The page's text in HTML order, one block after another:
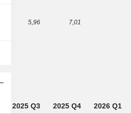
5,96 7,01
2025 Q3 2025 Q4 2026 Q1